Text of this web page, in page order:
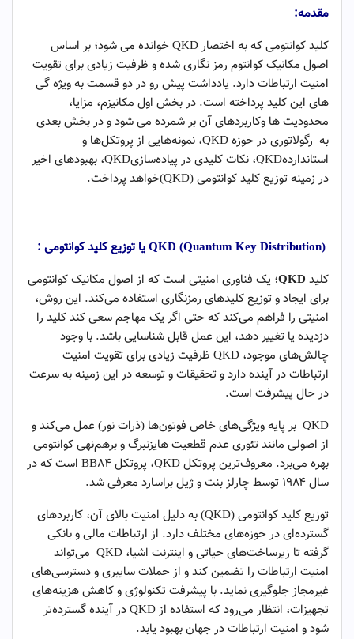
مقدمه:
کلید کوانتومی که به اختصار QKD خوانده می شود؛ بر اساس
اصول مکانیک کوانتوم رمز نگاری شده و ظرفیت زیادی برای تقویت
امنیت ارتباطات دارد. یادداشت پیش رو در دو قسمت به ویژه گی
های این کلید پرداخته است. در بخش اول مکانیزم، مزایا،
محدودیت ها وکاربردهای آن بر شمرده می شود و در بخش بعدی
به رگولاتوری در حوزه QKD، نمونه‌هایی از پروتکل‌ها و
استانداردهQKD، نکات کلیدی در پیاده‌سازیQKD، بهبودهای اخیر
در زمینه توزیع کلید کوانتومی (QKD)خواهد پرداخت.
(Quantum Key Distribution) QKD
یا توزیع کلید کوانتومی :
کلید QKD؛ یک فناوری امنیتی است که از اصول مکانیک کوانتومی
برای ایجاد و توزیع کلیدهای رمزنگاری استفاده می‌کند. این روش،
امنیتی را فراهم می‌کند که حتی اگر یک مهاجم سعی کند کلید را
دزدیده یا تغییر دهد، این عمل قابل شناسایی باشد. با وجود
چالش‌های موجود، QKD ظرفیت زیادی برای تقویت امنیت
ارتباطات در آینده دارد و تحقیقات و توسعه در این زمینه به سرعت
در حال پیشرفت است.
QKD بر پایه ویژگی‌های خاص فوتون‌ها (ذرات نور) عمل می‌کند و
از اصولی مانند تئوری عدم قطعیت هایزنبرگ و برهم‌نهی کوانتومی
بهره می‌برد. معروف‌ترین پروتکل QKD، پروتکل BB84 است که در
سال ۱۹۸۴ توسط چارلز بنت و ژیل براسارد معرفی شد.
توزیع کلید کوانتومی (QKD) به دلیل امنیت بالای آن، کاربردهای
گسترده‌ای در حوزه‌های مختلف دارد. از ارتباطات مالی و بانکی
گرفته تا زیرساخت‌های حیاتی و اینترنت اشیا، QKD می‌تواند
امنیت ارتباطات را تضمین کند و از حملات سایبری و دسترسی‌های
غیرمجاز جلوگیری نماید. با پیشرفت تکنولوژی و کاهش هزینه‌های
تجهیزات، انتظار می‌رود که استفاده از QKD در آینده گسترده‌تر
شود و امنیت ارتباطات در جهان بهبود یابد.